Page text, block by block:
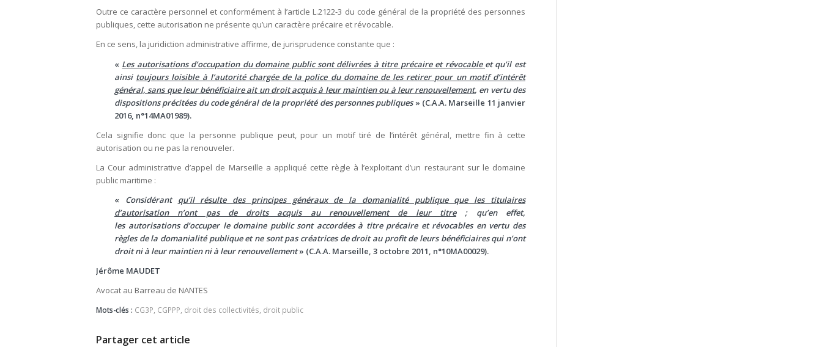
Outre ce caractère personnel et conformément à l’article L.2122-3 du code général de la propriété des personnes
publiques, cette autorisation ne présente qu’un caractère précaire et révocable.
En ce sens, la juridiction administrative affirme, de jurisprudence constante que :
« Les autorisations d’occupation du domaine public sont délivrées à titre précaire et révocable et qu’il est
ainsi toujours loisible à l’autorité chargée de la police du domaine de les retirer pour un motif d’intérêt
général, sans que leur bénéficiaire ait un droit acquis à leur maintien ou à leur renouvellement, en vertu des
dispositions précitées du code général de la propriété des personnes publiques» (C.A.A. Marseille 11 janvier
2016, n°14MA01989).
Cela signifie donc que la personne publique peut, pour un motif tiré de l’intérêt général, mettre fin à cette
autorisation ou ne pas la renouveler.
La Cour administrative d’appel de Marseille a appliqué cette règle à l’exploitant d’un restaurant sur le domaine
public maritime :
« Considérant qu’il résulte des principes généraux de la domanialité publique que les titulaires
d’autorisation n’ont pas de droits acquis au renouvellement de leur titre; qu’en effet,
les autorisations d’occuper le domaine public sont accordées à titre précaire et révocables en vertu des
règles de la domanialité publique et ne sont pas créatrices de droit au profit de leurs bénéficiaires qui n’ont
droit ni à leur maintien ni à leur renouvellement» (C.A.A. Marseille, 3 octobre 2011, n°10MA00029).
Jérôme MAUDET
Avocat au Barreau de NANTES
Mots-clés : CG3P CGPPP droit des collectivités droit public
Partager cet article